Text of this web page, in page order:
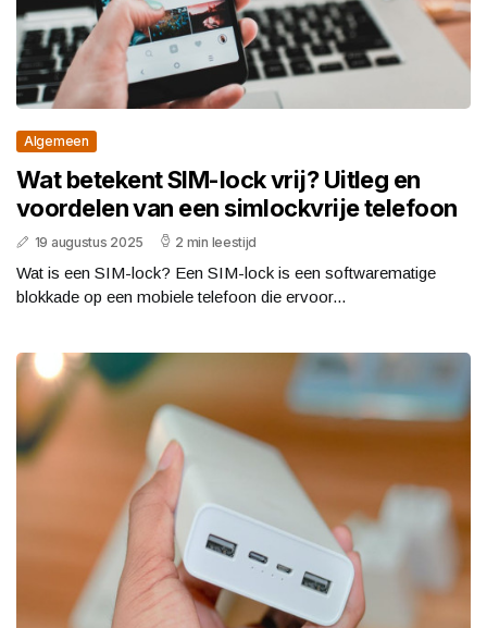
Algemeen
Wat betekent SIM-lock vrij? Uitleg en
voordelen van een simlockvrije telefoon
19 augustus 2025 2 min leestijd
Wat is een SIM-lock? Een SIM-lock is een softwarematige
blokkade op een mobiele telefoon die ervoor...